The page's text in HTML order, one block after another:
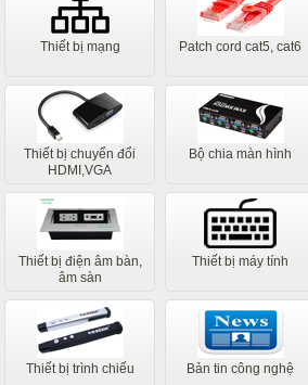
Thiết bị mạng Patch cord cat5, cat6
Thiết bị chuyển đổi
HDMI,VGA
Bộ chia màn hình
Thiết bị điện âm bàn,
âm sàn
Thiết bị máy tính
Thiết bị trình chiếu Bản tin công nghệ